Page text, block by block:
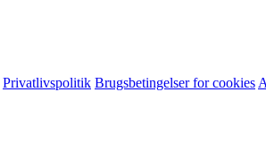
Privatlivspolitik Brugsbetingelser for cookies